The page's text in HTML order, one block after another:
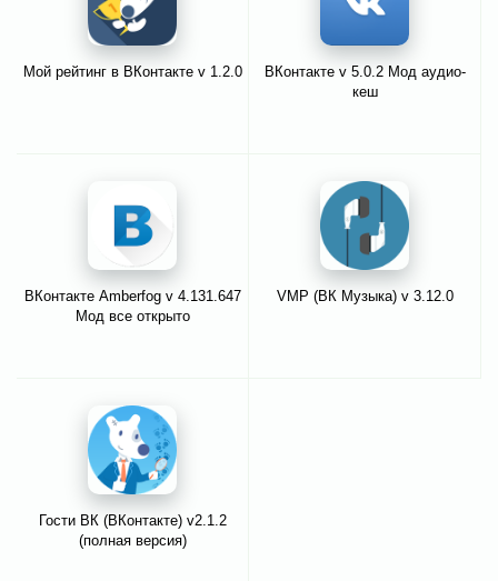
Мой рейтинг в ВКонтакте v 1.2.0
ВКонтакте v 5.0.2 Мод аудио-
кеш
ВКонтакте Amberfog v 4.131.647
Мод все открыто
VMP (ВК Музыка) v 3.12.0
Гости ВК (ВКонтакте) v2.1.2
(полная версия)